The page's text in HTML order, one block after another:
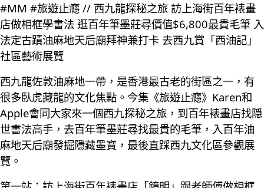
#MM #旅遊止癮 // 西九龍探秘之旅 訪上海街百年裱畫
店做相框學書法 逛百年筆墨莊尋價值$6,800最貴毛筆 入
法定古蹟油麻地天后廟拜神兼打卡 去西九賞「西油記」
社區藝術展覽
西九龍佐敦油麻地一帶，是香港最古老的街區之一，有
很多臥虎藏龍的文化焦點。今集《旅遊止癮》Karen和
Apple會同大家來一個西九探秘之旅，到百年裱畫店找隠
世書法高手，去百年筆墨莊尋找最貴的毛筆，入百年油
麻地天后廟發掘隱藏墨寶，最後直踩西九文化區參觀展
覽。